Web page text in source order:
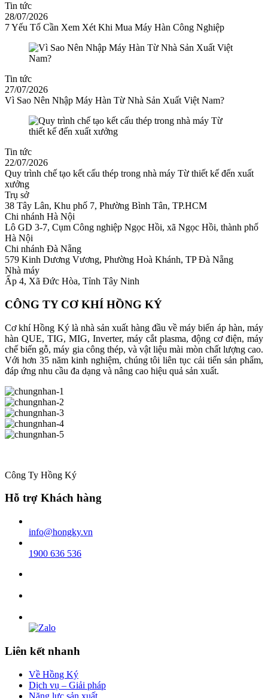
Tin tức
28/07/2026
7 Yếu Tố Cần Xem Xét Khi Mua Máy Hàn Công Nghiệp
Tin tức
27/07/2026
Vì Sao Nên Nhập Máy Hàn Từ Nhà Sản Xuất Việt Nam?
Tin tức
22/07/2026
Quy trình chế tạo kết cấu thép trong nhà máy Từ thiết kế đến xuất
xưởng
Trụ sở
38 Tây Lân, Khu phố 7, Phường Bình Tân, TP.HCM
Chi nhánh Hà Nội
Lô GD 3-7, Cụm Công nghiệp Ngọc Hồi, xã Ngọc Hồi, thành phố
Hà Nội
Chi nhánh Đà Nẵng
579 Kinh Dương Vương, Phường Hoà Khánh, TP Đà Nẵng
Nhà máy
Ấp 4, Xã Đức Hòa, Tỉnh Tây Ninh
CÔNG TY CƠ KHÍ HỒNG KÝ
Cơ khí Hồng Ký là nhà sản xuất hàng đầu về máy biến áp hàn, máy
hàn QUE, TIG, MIG, Inverter, máy cắt plasma, động cơ điện, máy
chế biến gỗ, máy gia công thép, và vật liệu mài mòn chất lượng cao.
Với hơn 35 năm kinh nghiệm, chúng tôi liên tục cải tiến sản phẩm,
đáp ứng nhu cầu đa dạng và nâng cao hiệu quả sản xuất.
Công Ty Hồng Ký
Hỗ trợ Khách hàng
info@hongky.vn
1900 636 536
Liên kết nhanh
Về Hồng Ký
Dịch vụ – Giải pháp
Năng lực sản xuất